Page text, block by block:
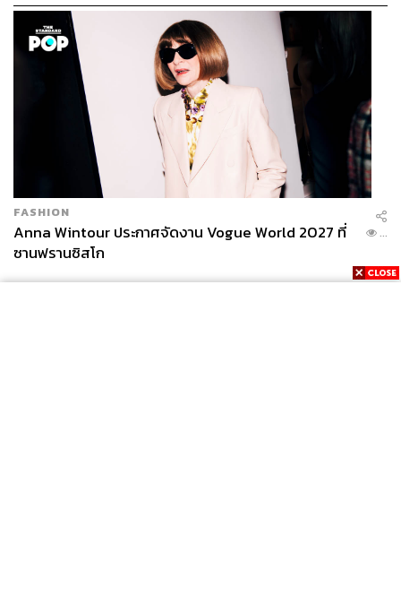
สูญเสียเพิ่ม
FASHION
Anna Wintour ประกาศจัดงาน Vogue World 2027 ที่
ซานฟรานซิสโก
...